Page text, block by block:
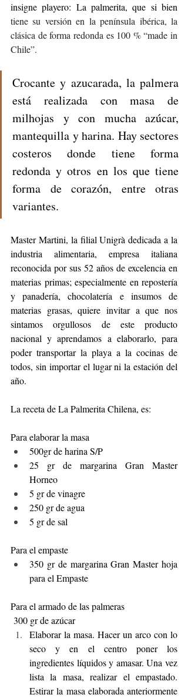
tiene su versión en la península ibérica, la
clásica de forma redonda es 100 % “made in
Chile”.
Crocante y azucarada, la palmera
está realizada con masa de
milhojas y con mucha azúcar,
mantequilla y harina. Hay sectores
costeros donde tiene forma
redonda y otros en los que tiene
forma de corazón, entre otras
variantes.
Master Martini, la filial Unigrà dedicada a la
industria alimentaria, empresa italiana
reconocida por sus 52 años de excelencia en
materias primas; especialmente en repostería
y panadería, chocolatería e insumos de
materias grasas, quiere invitar a que nos
sintamos orgullosos de este producto
nacional y aprendamos a elaborarlo, para
poder transportar la playa a la cocinas de
todos, sin importar el lugar ni la estación del
año.
La receta de La Palmerita Chilena, es:
Para elaborar la masa
500gr de harina S/P
25 gr de margarina Gran Master
Horneo
5 gr de vinagre
250 gr de agua
5 gr de sal
Para el empaste
350 gr de margarina Gran Master hoja
para el Empaste
Para el armado de las palmeras
300 gr de azúcar
Elaborar la masa. Hacer un arco con lo
seco y en el centro poner los
ingredientes líquidos y amasar. Una vez
lista la masa, realizar el empastado.
Estirar la masa elaborada anteriormente